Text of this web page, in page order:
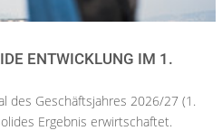
ENTWICKLUNG IM 1.
des Geschäftsjahres 2026/27 (1.
Ergebnis erwirtschaftet.